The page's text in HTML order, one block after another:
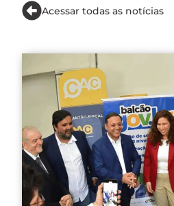
Acessar todas as notícias